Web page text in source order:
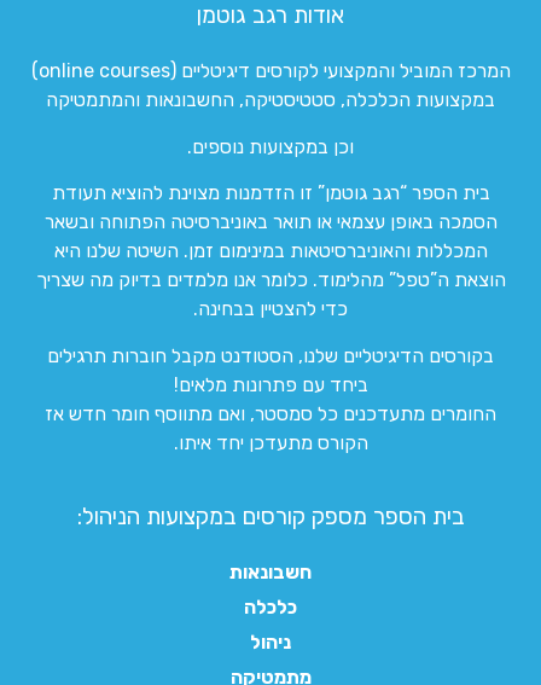
אודות רגב גוטמן
המרכז המוביל והמקצועי לקורסים דיגיטליים (online courses)
במקצועות הכלכלה, סטטיסטיקה, החשבונאות והמתמטיקה
וכן במקצועות נוספים.
בית הספר “רגב גוטמן” זו הזדמנות מצוינת להוציא תעודת
הסמכה באופן עצמאי או תואר באוניברסיטה הפתוחה ובשאר
המכללות והאוניברסיטאות במינימום זמן. השיטה שלנו היא
הוצאת ה”טפל” מהלימוד. כלומר אנו מלמדים בדיוק מה שצריך
כדי להצטיין בבחינה.
בקורסים הדיגיטליים שלנו, הסטודנט מקבל חוברות תרגילים
ביחד עם פתרונות מלאים!
החומרים מתעדכנים כל סמסטר, ואם מתווסף חומר חדש אז
הקורס מתעדכן יחד איתו.
בית הספר מספק קורסים במקצועות הניהול:
חשבונאות
כלכלה
ניהול
מתמטיקה